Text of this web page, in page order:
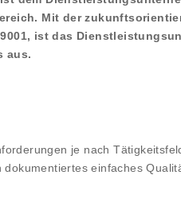
Mit der
ist das
aus.
je nach
einfaches